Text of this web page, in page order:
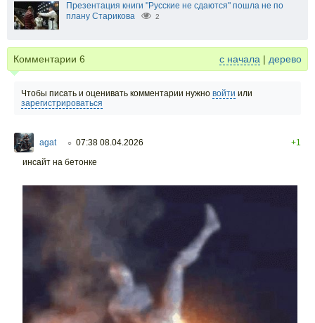
Презентация книги "Русские не сдаются" пошла не по
плану Старикова
2
Комментарии 6 с начала | дерево
Чтобы писать и оценивать комментарии нужно войти или
зарегистрироваться
agat ○ 07:38 08.04.2026
+1
инсайт на бетонке